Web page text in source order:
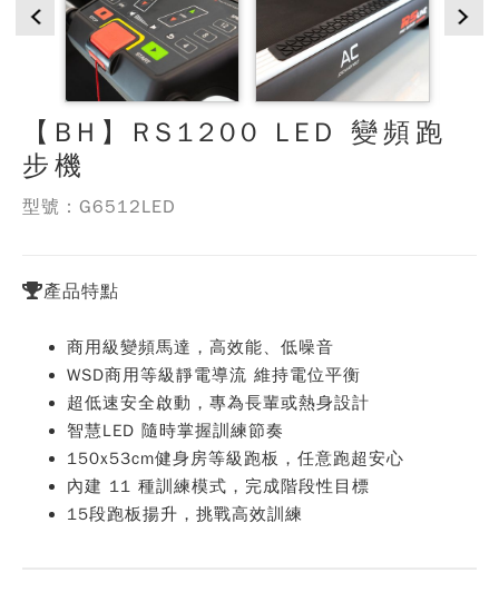
【BH】RS1200 LED 變頻跑
步機
型號：G6512LED
產品特點
商用級變頻馬達，高效能、低噪音
WSD商用等級靜電導流 維持電位平衡
超低速安全啟動，專為長輩或熱身設計
智慧LED 隨時掌握訓練節奏
150x53cm健身房等級跑板，任意跑超安心
內建 11 種訓練模式，完成階段性目標
15段跑板揚升，挑戰高效訓練